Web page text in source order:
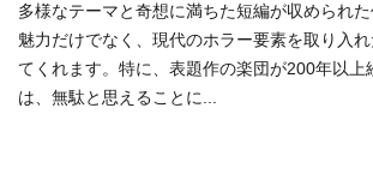
多様なテーマと奇想に満ちた短編が収められ
魅力だけでなく、現代のホラー要素を取り入
てくれます。特に、表題作の楽団が200年以上
は、無駄と思えることに...